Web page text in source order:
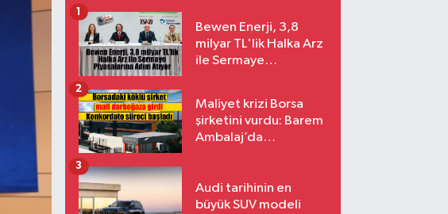
Bewen Enerji, 3,8
milyar TL'lik Halka Arz
ile Sermaye
1
Maliyet krizi Borsa
şirketini vurdu: Barem
Ambalaj’da
2
Audi tarihinin en
büyük SUV modeli
3